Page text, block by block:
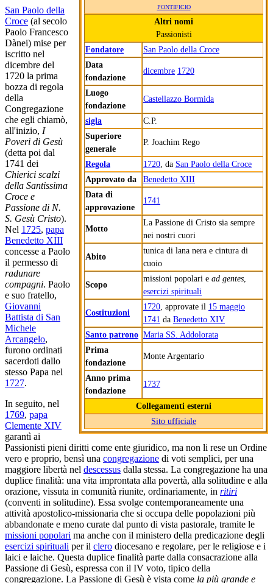
pontificio
Altri nomi
Passionisti
Fondatore
San Paolo della Croce
Data
fondazione
dicembre 1720
Luogo
fondazione
Castellazzo Bormida
sigla
C.P.
Superiore
generale
P. Joachim Rego
Regola 1720 , da San Paolo della Croce
Approvato da
Benedetto XIII
Data di
approvazione
1741
Motto
La Passione di Cristo sia sempre
nei nostri cuori
Abito
tunica di lana nera e cintura di
cuoio
Scopo
missioni popolari e ad gentes
esercizi spirituali
Costituzioni
1720 , approvate il 15 maggio
1741 da Benedetto XIV
Santo patrono Maria SS. Addolorata
Prima
fondazione
Monte Argentario
Anno prima
fondazione
1737
Collegamenti esterni
Sito ufficiale
San Paolo della
Croce (al secolo
Paolo Francesco
Dànei) mise per
iscritto nel
dicembre del
1720 la prima
bozza di regola
della
Congregazione
che egli chiamò,
all'inizio, I
Poveri di Gesù
(detta poi dal
1741 dei
Chierici scalzi
della Santissima
Croce e
Passione di N.
S. Gesù Cristo).
Nel 1725, papa
Benedetto XIII
concesse a Paolo
il permesso di
radunare
compagni. Paolo
e suo fratello,
Giovanni
Battista di San
Michele
Arcangelo,
furono ordinati
sacerdoti dallo
stesso Papa nel
1727.
In seguito, nel
1769, papa
Clemente XIV
garantì ai
Passionisti pieni diritti come ente giuridico, ma non li rese un Ordine
vero e proprio, bensì una congregazione di voti semplici, per una
maggiore libertà nel descessus dalla stessa. La congregazione ha una
duplice finalità: una vita improntata alla povertà, alla solitudine e alla
orazione, vissuta in comunità riunite, ordinariamente, in ritiri
(conventi in solitudine). Essa svolge contemporaneamente una
attività apostolico-missionaria che si occupa delle popolazioni più
abbandonate e meno curate dal punto di vista pastorale, tramite le
missioni popolari ma anche con il ministero della predicazione degli
esercizi spirituali per il clero diocesano e regolare, per le religiose e i
laici e laiche. Questa duplice finalità parte dalla consacrazione alla
Passione di Gesù, espressa con il IV voto, tipico della
congregazione. La Passione di Gesù è vista come la più grande e